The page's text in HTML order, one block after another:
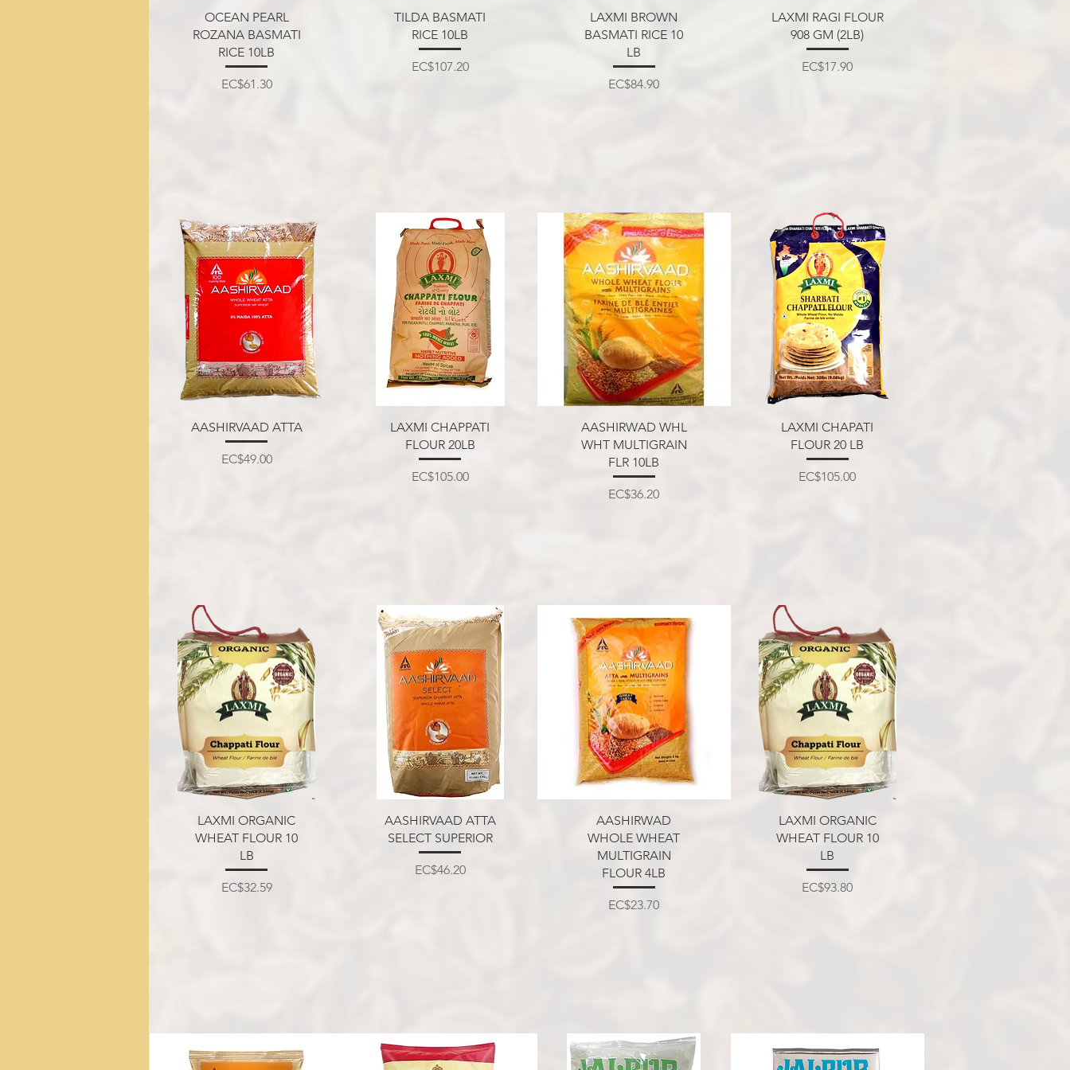
त्वरित दृश्य
OCEAN PEARL
ROZANA BASMATI
RICE 10LB
मूल्य
EC$61.30
त्वरित दृश्य
TILDA BASMATI
RICE 10LB
मूल्य
EC$107.20
त्वरित दृश्य
LAXMI BROWN
BASMATI RICE 10
LB
मूल्य
EC$84.90
त्वरित दृश्य
LAXMI RAGI FLOUR
908 GM (2LB)
मूल्य
EC$17.90
त्वरित दृश्य
AASHIRVAAD ATTA
मूल्य
EC$49.00
त्वरित दृश्य
LAXMI CHAPPATI
FLOUR 20LB
मूल्य
EC$105.00
त्वरित दृश्य
AASHIRWAD WHL
WHT MULTIGRAIN
FLR 10LB
मूल्य
EC$36.20
त्वरित दृश्य
LAXMI CHAPATI
FLOUR 20 LB
मूल्य
EC$105.00
त्वरित दृश्य
LAXMI ORGANIC
WHEAT FLOUR 10
LB
मूल्य
EC$32.59
त्वरित दृश्य
AASHIRVAAD ATTA
SELECT SUPERIOR
मूल्य
EC$46.20
त्वरित दृश्य
AASHIRWAD
WHOLE WHEAT
MULTIGRAIN
FLOUR 4LB
मूल्य
EC$23.70
त्वरित दृश्य
LAXMI ORGANIC
WHEAT FLOUR 10
LB
मूल्य
EC$93.80